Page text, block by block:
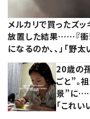
メルカリで買ったズ
放置した結果……『衝
になるのか、、」「野太
20歳の
ごと”。
景”に……
「これい